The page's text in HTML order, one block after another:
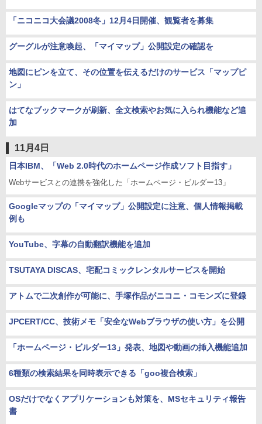
「ニコニコ大会議2008冬」12月4日開催、観覧者を募集
グーグルが注意喚起、「マイマップ」公開設定の確認を
地図にピンを立て、その位置を伝えるだけのサービス「マップピ
ン」
はてなブックマークが刷新、全文検索やお気に入られ機能など追
加
11月4日
日本IBM、「Web 2.0時代のホームページ作成ソフト目指す」
Webサービスとの連携を強化した「ホームページ・ビルダー13」
Googleマップの「マイマップ」公開設定に注意、個人情報掲載
例も
YouTube、字幕の自動翻訳機能を追加
TSUTAYA DISCAS、宅配コミックレンタルサービスを開始
アトムで二次創作が可能に、手塚作品がニコニ・コモンズに登録
JPCERT/CC、技術メモ「安全なWebブラウザの使い方」を公開
「ホームページ・ビルダー13」発表、地図や動画の挿入機能追加
6種類の検索結果を同時表示できる「goo複合検索」
OSだけでなくアプリケーションも対策を、MSセキュリティ報告
書